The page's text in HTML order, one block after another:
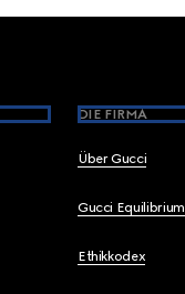
DIE FIRMA
Über Gucci
Gucci Equilibrium
Ethikkodex